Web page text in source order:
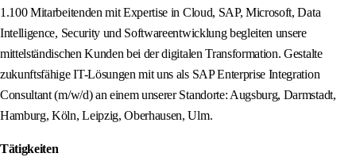
1.100 Mitarbeitenden mit Expertise in Cloud, SAP, Microsoft, Data
Intelligence, Security und Softwareentwicklung begleiten unsere
mittelständischen Kunden bei der digitalen Transformation. Gestalte
zukunftsfähige IT-Lösungen mit uns als SAP Enterprise Integration
Consultant (m/w/d) an einem unserer Standorte: Augsburg, Darmstadt,
Hamburg, Köln, Leipzig, Oberhausen, Ulm.
Tätigkeiten